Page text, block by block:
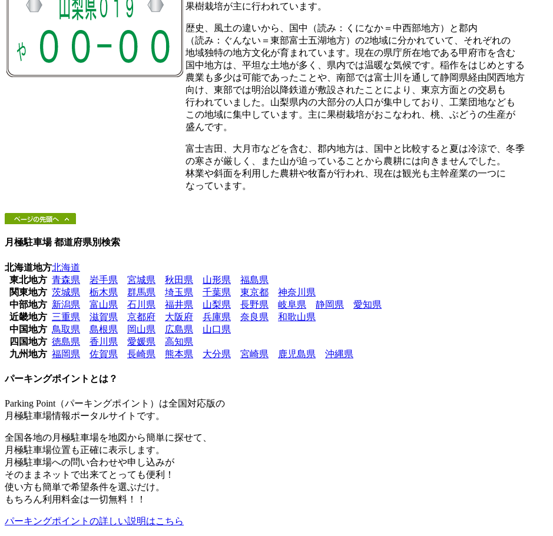
果樹栽培が主に行われています。
歴史、風土の違いから、国中（読み：くになか＝中西部地方）と郡内
（読み：ぐんない＝東部富士五湖地方）の2地域に分かれていて、それぞれの
地域独特の地方文化が育まれています。現在の県庁所在地である甲府市を含む
国中地方は、平坦な土地が多く、県内では温暖な気候です。稲作をはじめとする
農業も多少は可能であったことや、南部では富士川を通して静岡県経由関西地方
向け、東部では明治以降鉄道が敷設されたことにより、東京方面との交易も
行われていました。山梨県内の大部分の人口が集中しており、工業団地なども
この地域に集中しています。主に果樹栽培がおこなわれ、桃、ぶどうの生産が
盛んです。
富士吉田、大月市などを含む、郡内地方は、国中と比較すると夏は冷涼で、冬季
の寒さが厳しく、また山が迫っていることから農耕には向きませんでした。
林業や斜面を利用した農耕や牧畜が行われ、現在は観光も主幹産業の一つに
なっています。
月極駐車場 都道府県別検索
北海道地方北海道
東北地方 青森県 岩手県 宮城県 秋田県 山形県
福島県
関東地方 茨城県 栃木県 群馬県 埼玉県 千葉県 東京都
神奈川県
中部地方 新潟県 富山県 石川県 福井県 山梨県 長野県 岐阜県 静岡県
愛知県
近畿地方 三重県 滋賀県 京都府 大阪府 兵庫県 奈良県
和歌山県
中国地方 鳥取県 島根県 岡山県 広島県
山口県
四国地方 徳島県 香川県 愛媛県
高知県
九州地方 福岡県 佐賀県 長崎県 熊本県 大分県 宮崎県 鹿児島県 沖縄県
パーキングポイントとは？
Parking Point（パーキングポイント）は全国対応版の
月極駐車場情報ポータルサイトです。
全国各地の月極駐車場を地図から簡単に探せて、
月極駐車場位置も正確に表示します。
月極駐車場への問い合わせや申し込みが
そのままネットで出来てとっても便利！
使い方も簡単で希望条件を選ぶだけ。
もちろん利用料金は一切無料！！
パーキングポイントの詳しい説明はこちら